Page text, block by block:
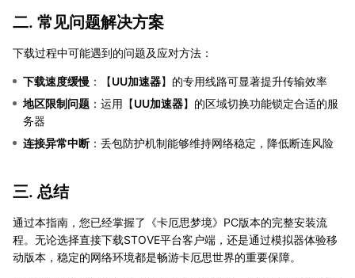
二. 常见问题解决方案
下载过程中可能遇到的问题及应对方法：
下载速度缓慢 ：【UU加速器】的专用线路可显著提升传输效率
地区限制问题 ：运用【UU加速器】的区域切换功能锁定合适的服
务器
连接异常中断 ：丢包防护机制能够维持网络稳定，降低断连风险
三. 总结
通过本指南，您已经掌握了《卡厄思梦境》PC版本的完整安装流
程。无论选择直接下载STOVE平台客户端，还是通过模拟器体验移
动版本，稳定的网络环境都是畅游卡厄思世界的重要保障。